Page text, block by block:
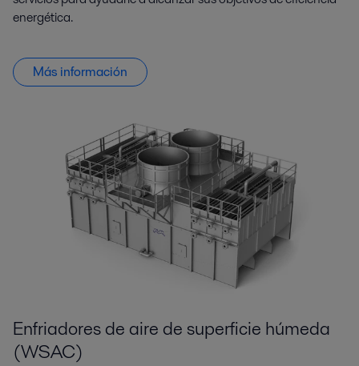
energética.
Más información
Enfriadores de aire de superficie húmeda
(WSAC)